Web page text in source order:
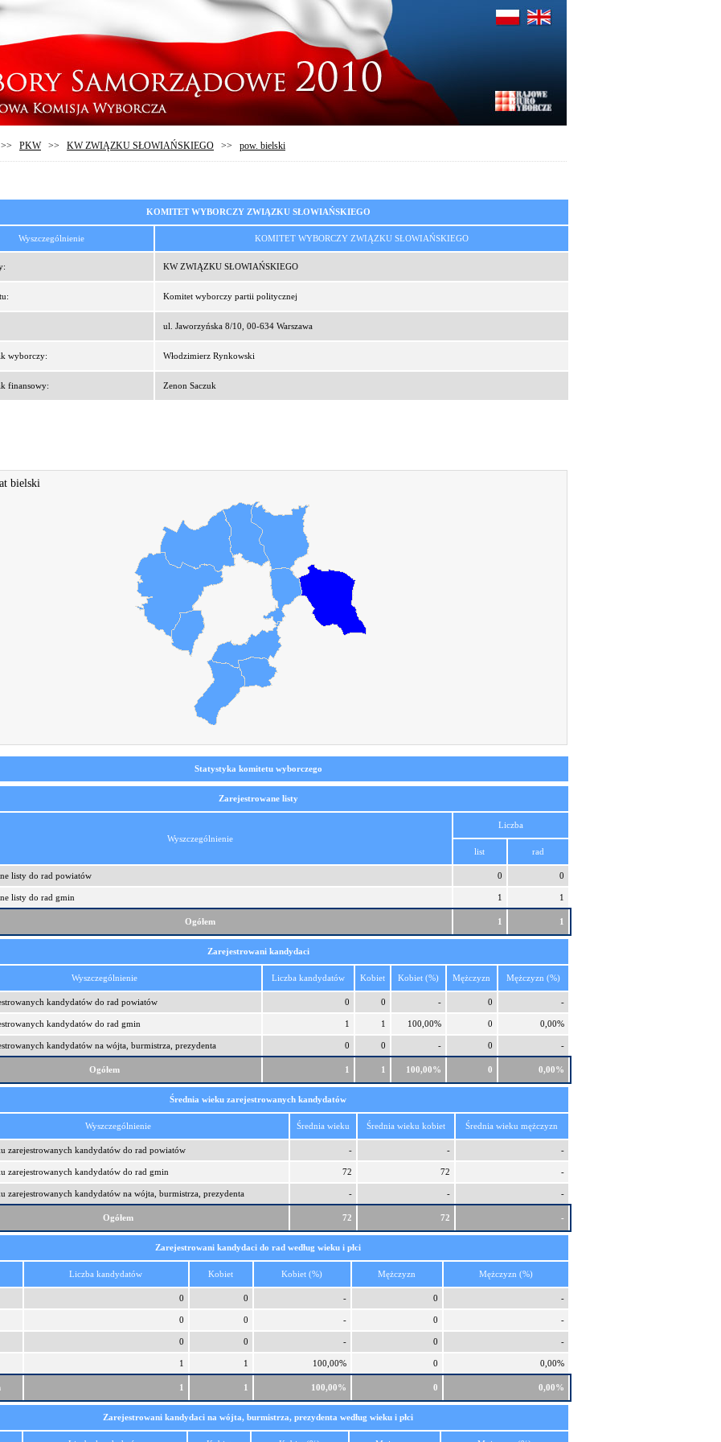
>> PKW>> KW ZWIĄZKU SŁOWIAŃSKIEGO >> pow. bielski
KOMITET WYBORCZY ZWIĄZKU SŁOWIAŃSKIEGO
Wyszczególnienie KOMITET WYBORCZY ZWIĄZKU SŁOWIAŃSKIEGO
KW ZWIĄZKU SŁOWIAŃSKIEGO
Komitet wyborczy partii politycznej
ul. Jaworzyńska 8/10, 00-634 Warszawa
wyborczy: Włodzimierz Rynkowski
finansowy: Zenon Saczuk
bielski
Statystyka komitetu wyborczego
Zarejestrowane listy
Wyszczególnienie
Liczba
list rad
listy do rad powiatów 0 0
listy do rad gmin 1 1
Ogółem 1 1
Zarejestrowani kandydaci
Wyszczególnienie Liczba kandydatów Kobiet Kobiet (%) Mężczyzn Mężczyzn (%)
kandydatów do rad powiatów 0 0 - 0 -
kandydatów do rad gmin 1 1 100,00% 0 0,00%
kandydatów na wójta, burmistrza, prezydenta 0 0 - 0 -
Ogółem 1 1 100,00% 0 0,00%
Średnia wieku zarejestrowanych kandydatów
Wyszczególnienie Średnia wieku Średnia wieku kobiet Średnia wieku mężczyzn
zarejestrowanych kandydatów do rad powiatów - - -
zarejestrowanych kandydatów do rad gmin 72 72 -
zarejestrowanych kandydatów na wójta, burmistrza, prezydenta - - -
Ogółem 72 72 -
Zarejestrowani kandydaci do rad według wieku i płci
Liczba kandydatów Kobiet Kobiet (%) Mężczyzn Mężczyzn (%)
0 0 - 0 -
0 0 - 0 -
0 0 - 0 -
1 1 100,00% 0 0,00%
1 1 100,00% 0 0,00%
Zarejestrowani kandydaci na wójta, burmistrza, prezydenta według wieku i płci